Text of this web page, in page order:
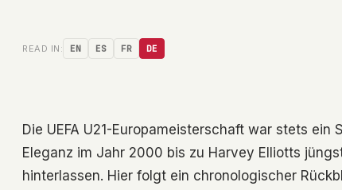
READ IN: EN ES FR DE
Die UEFA U21-Europameisterschaft war stets
Eleganz im Jahr 2000 bis zu Harvey Elliotts
hinterlassen. Hier folgt ein chronologischer